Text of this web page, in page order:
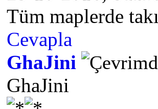
Tüm maplerde
Cevapla
GhaJini
GhaJini